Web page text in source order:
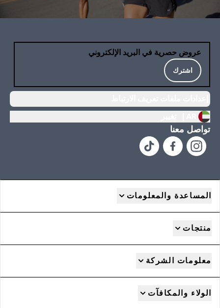
عروض حصرية في البريد الإلكتروني
اشترك
تواصل معنا
المساعدة والمعلومات
منتجات
معلومات الشركة
الولاء والمكافآت